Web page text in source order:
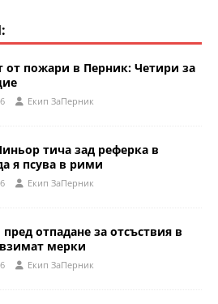
от пожари в Перник: Четири за
Eкип ЗаПерник
тича зад реферка в
я псува в рими
Eкип ЗаПерник
отпадане за отсъствия в
мерки
Eкип ЗаПерник